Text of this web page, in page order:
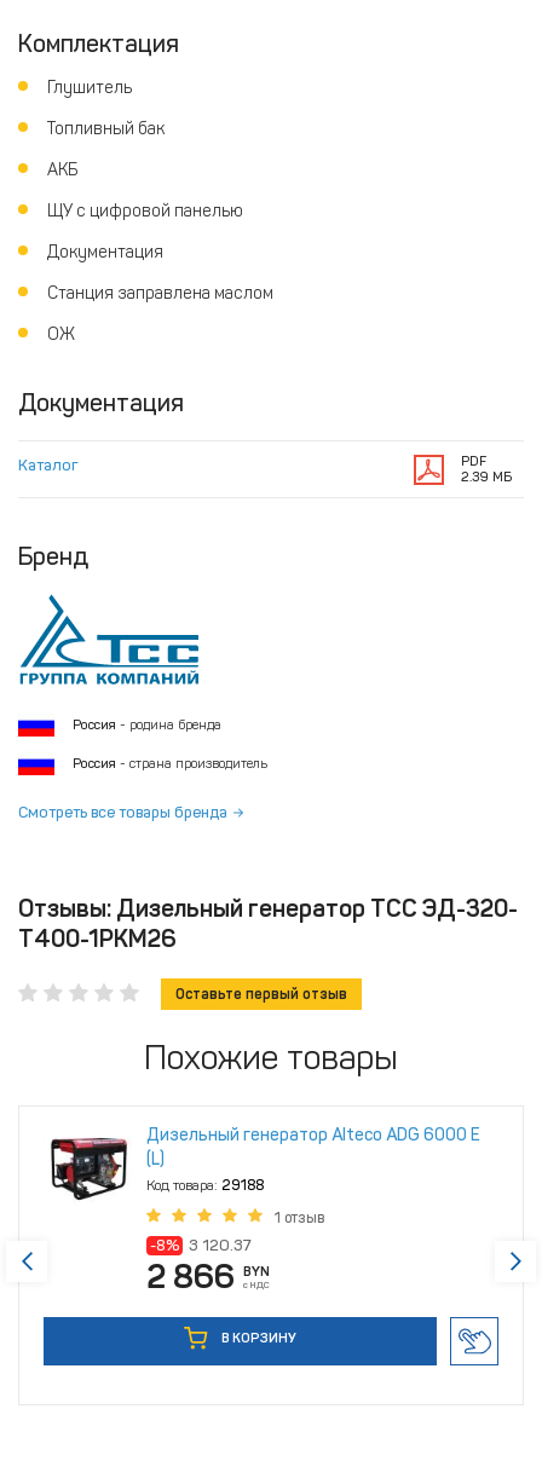
Комплектация
Глушитель
Топливный бак
АКБ
ЩУ с цифровой панелью
Документация
Станция заправлена маслом
ОЖ
Документация
Каталог
PDF
2.39 МБ
Бренд
Россия - родина бренда
Россия - страна производитель
Смотреть все товары бренда
Отзывы: Дизельный генератор ТСС ЭД-320-
Т400-1РКМ26
Оставьте первый отзыв
Похожие товары
Дизельный генератор Alteco ADG 6000 Е
(L)
Код товара: 29188
1 отзыв
-8% 3 120.37
2 866 BYN
с НДС
В КОРЗИНУ